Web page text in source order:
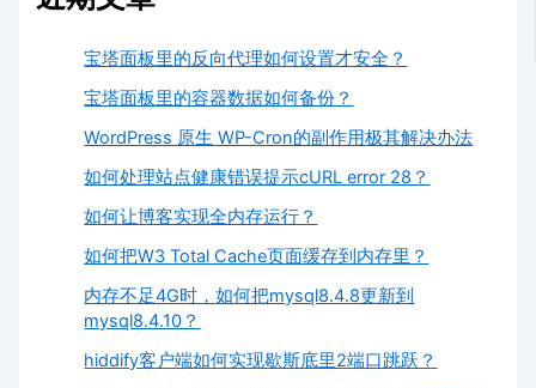
宝塔面板里的反向代理如何设置才安全？
宝塔面板里的容器数据如何备份？
WordPress 原生 WP-Cron的副作用极其解决办法
如何处理站点健康错误提示cURL error 28？
如何让博客实现全内存运行？
如何把W3 Total Cache页面缓存到内存里？
内存不足4G时，如何把mysql8.4.8更新到
mysql8.4.10？
hiddify客户端如何实现歇斯底里2端口跳跃？